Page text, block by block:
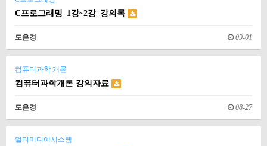
C프로그래밍_1강~2강_강의록
도은경 09-01
컴퓨터과학 개론
컴퓨터과학개론 강의자료
도은경 08-27
멀티미디어시스템